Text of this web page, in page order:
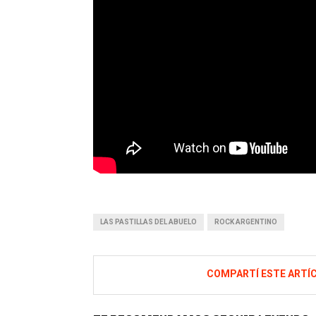
LAS PASTILLAS DEL ABUELO ROCK ARGENTINO
COMPARTÍ ESTE